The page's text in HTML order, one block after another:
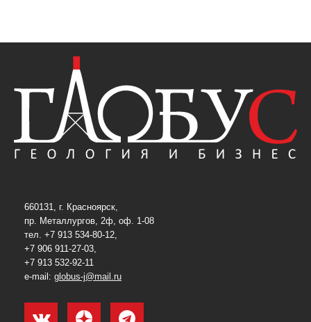
660131, г. Красноярск,
пр. Металлургов, 2ф, оф. 1-08
тел. +7 913 534-80-12,
+7 906 911-27-03,
+7 913 532-92-11
e-mail: globus-j@mail.ru